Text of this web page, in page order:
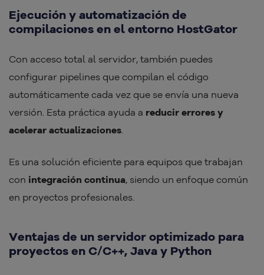
Ejecución y automatización de
compilaciones en el entorno HostGator
Con acceso total al servidor, también puedes
configurar pipelines que compilan el código
automáticamente cada vez que se envía una nueva
versión. Esta práctica ayuda a reducir errores y
acelerar actualizaciones.
Es una solución eficiente para equipos que trabajan
con integración continua, siendo un enfoque común
en proyectos profesionales.
Ventajas de un servidor optimizado para
proyectos en C/C++, Java y Python